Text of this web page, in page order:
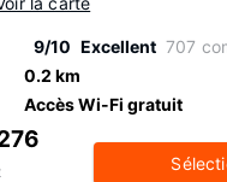
9/10 Excellent 707
0.2 km
Accès Wi-Fi gratuit